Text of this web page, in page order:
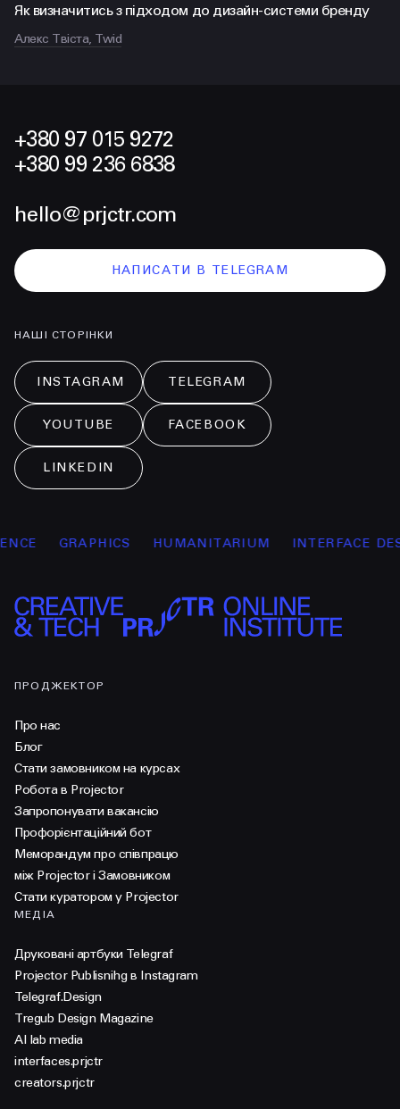
Як визначитись з підходом до дизайн-системи бренду
Алекс Твіста, Twid
+380 97 015 9272
+380 99 236 6838
hello@prjctr.com
НАПИСАТИ В TELEGRAM
НАШІ СТОРІНКИ
INSTAGRAM TELEGRAM
YOUTUBE FACEBOOK
LINKEDIN
GRAPHICS HUMANITARIUM INTERFACE
ПРОДЖЕКТОР
Про нас
Блог
Стати замовником на курсах
Робота в Projector
Запропонувати вакансію
Профорієнтаційний бот
Меморандум про співпрацю
між Projector і Замовником
Стати куратором у Projector
МЕДІА
Друковані артбуки Telegraf
Projector Publisnihg в Instagram
Telegraf.Design
Tregub Design Magazine
AI lab media
interfaces.prjctr
creators.prjctr